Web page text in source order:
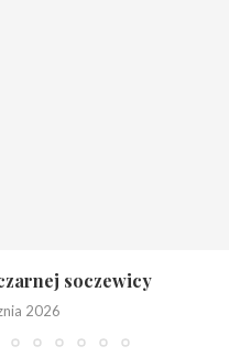
soczewicy
2026